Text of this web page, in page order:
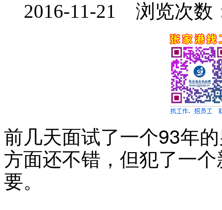
2016-11-21 浏览次数
前几天面试了一个93年
方面还不错，但犯了一
要。